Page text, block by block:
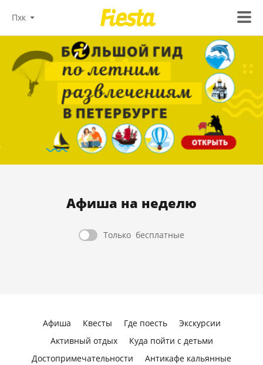
Пхк
Афиша на неделю
Только бесплатные
Афиша Квесты Где поесть
Экскурсии
Активный отдых
Куда пойти с детьми
Достопримечательности
Антикафе кальянные